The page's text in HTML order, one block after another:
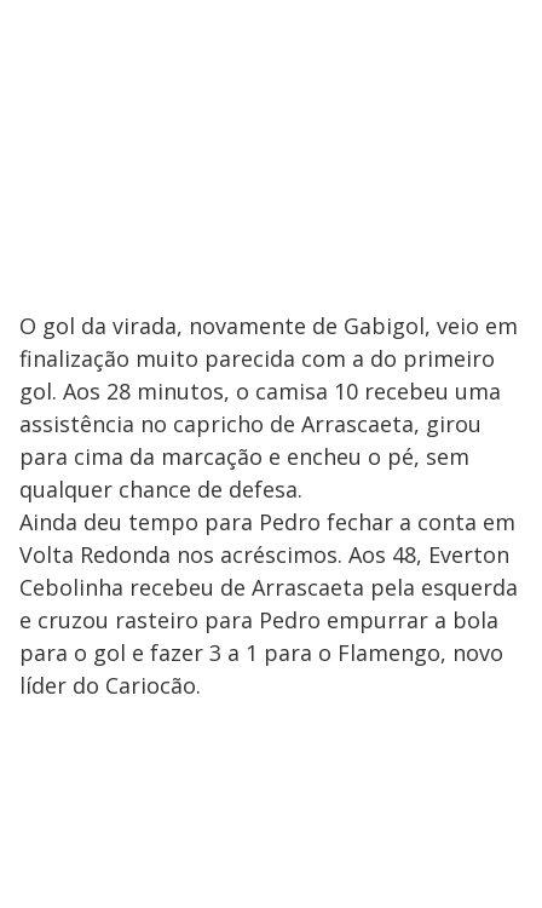
O gol da virada, novamente de Gabigol, veio em
finalização muito parecida com a do primeiro
gol. Aos 28 minutos, o camisa 10 recebeu uma
assistência no capricho de Arrascaeta, girou
para cima da marcação e encheu o pé, sem
qualquer chance de defesa.
Ainda deu tempo para Pedro fechar a conta em
Volta Redonda nos acréscimos. Aos 48, Everton
Cebolinha recebeu de Arrascaeta pela esquerda
e cruzou rasteiro para Pedro empurrar a bola
para o gol e fazer 3 a 1 para o Flamengo, novo
líder do Cariocão.